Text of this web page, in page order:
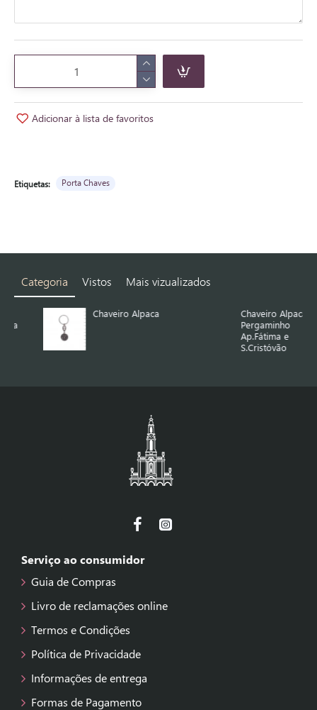
Adicionar à lista de favoritos
Etiquetas: Porta Chaves
Categoria Vistos Mais vizualizados
Chaveiro Alpaca
Chaveiro Alpaca
Pergaminho
Ap.Fátima e
S.Cristóvão
Serviço ao consumidor
Guia de Compras
Livro de reclamações online
Termos e Condições
Política de Privacidade
Informações de entrega
Formas de Pagamento